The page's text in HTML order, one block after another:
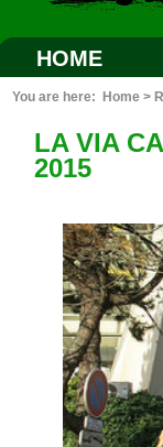
HOME
You are here: Home >
LA VIA
2015